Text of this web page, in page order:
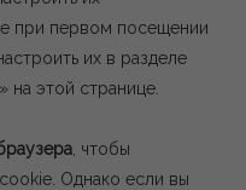
при первом посещении
их в разделе
этой странице.
, чтобы
Однако если вы